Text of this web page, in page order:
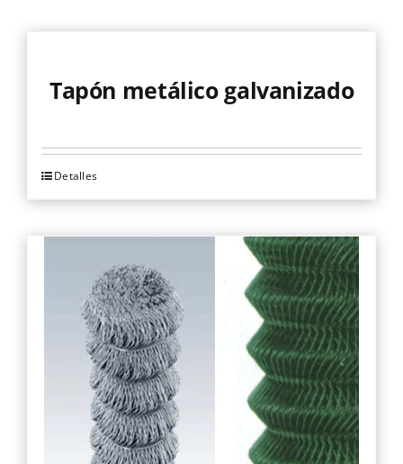
Mallas
Noticias
Tapón metálico galvanizado
Detalles